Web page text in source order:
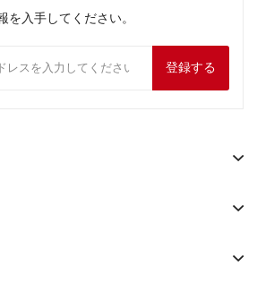
を入手してください。
登録する